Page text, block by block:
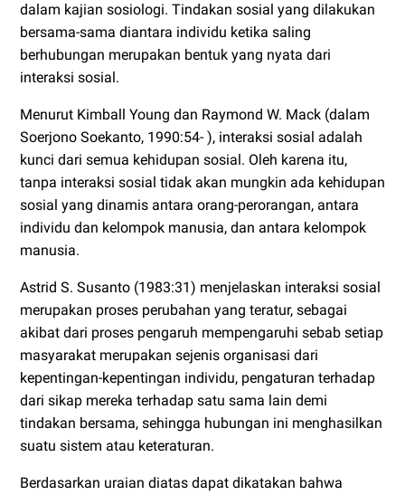
dalam kajian sosiologi. Tindakan sosial yang dilakukan
bersama-sama diantara individu ketika saling
berhubungan merupakan bentuk yang nyata dari
interaksi sosial.
Menurut Kimball Young dan Raymond W. Mack (dalam
Soerjono Soekanto, 1990:54- ), interaksi sosial adalah
kunci dari semua kehidupan sosial. Oleh karena itu,
tanpa interaksi sosial tidak akan mungkin ada kehidupan
sosial yang dinamis antara orang-perorangan, antara
individu dan kelompok manusia, dan antara kelompok
manusia.
Astrid S. Susanto (1983:31) menjelaskan interaksi sosial
merupakan proses perubahan yang teratur, sebagai
akibat dari proses pengaruh mempengaruhi sebab setiap
masyarakat merupakan sejenis organisasi dari
kepentingan-kepentingan individu, pengaturan terhadap
dari sikap mereka terhadap satu sama lain demi
tindakan bersama, sehingga hubungan ini menghasilkan
suatu sistem atau keteraturan.
Berdasarkan uraian diatas dapat dikatakan bahwa